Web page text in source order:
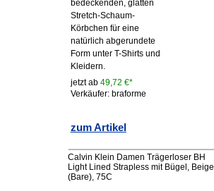
bedeckenden, glatten
Stretch-Schaum-
Körbchen für eine
natürlich abgerundete
Form unter T-Shirts und
Kleidern.
jetzt ab 49,72 €*
Verkäufer: braforme
zum Artikel
Calvin Klein Damen Trägerloser BH
Light Lined Strapless mit Bügel, Beige
(Bare), 75C